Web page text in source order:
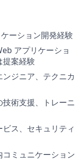
ーション開発経験
アプリケーショ
提案経験
ジニア、テクニカ
術支援、トレーニ
ス、セキュリティ
ミュニケーション